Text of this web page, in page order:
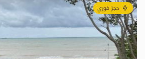
حجز فوري